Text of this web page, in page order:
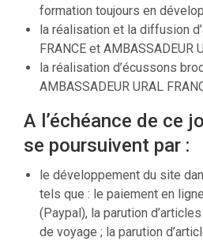
formation toujours en
la réalisation et la diffusion
FRANCE et AMBASSADEUR
la réalisation d’écussons
AMBASSADEUR URAL
A l’échéance de ce
se poursuivent par :
le développement du site
tels que : le paiement en
(Paypal), la parution
de voyage ; la parution